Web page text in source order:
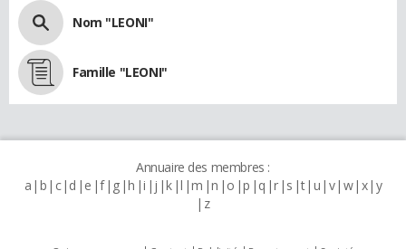
Nom "LEONI"
Famille "LEONI"
Annuaire des membres :
a b c d e f g h i j k l m n o p q r s t u v w x y
z